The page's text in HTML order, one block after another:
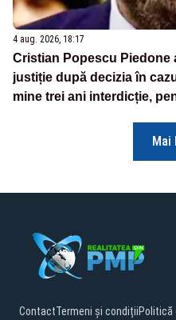
4 aug. 2026, 18:17
Cristian Popescu Piedone
justiție după decizia în
mine trei ani interdicție,
Mai
ContactTermeni și condiții